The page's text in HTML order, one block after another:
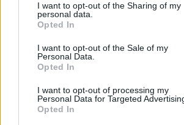
I want to opt-out of the Sharing of my
personal data.
Opted In
I want to opt-out of the Sale of my
Personal Data.
Opted In
I want to opt-out of processing my
Personal Data for Targeted
Opted In
Na már csak ez hiányzott!